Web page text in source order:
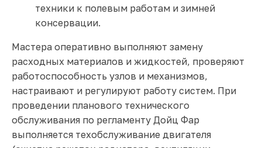
техники к полевым работам и зимней
консервации.
Мастера оперативно выполняют замену
расходных материалов и жидкостей, проверяют
работоспособность узлов и механизмов,
настраивают и регулируют работу систем. При
проведении планового технического
обслуживания по регламенту Дойц Фар
выполняется техобслуживание двигателя